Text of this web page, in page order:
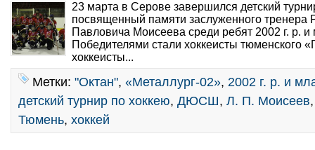
23 марта в Серове завершился детский
посвященный памяти заслуженного
Павловича Моисеева среди ребят 2002 г. р.
Победителями стали хоккеисты тюменского
хоккеисты...
Метки: "Октан", «Металлург-02», 2002 г. р. и
детский турнир по хоккею, ДЮСШ, Л. П. Моисеев
Тюмень, хоккей